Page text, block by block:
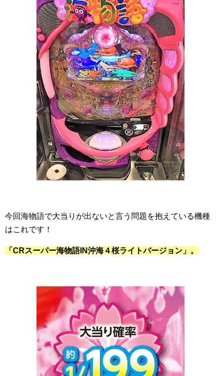
今回海物語で大当りが出ないと言う問題を抱えている機種
はこれです！
「CRスーパー海物語IN沖海４桜ライトバージョン」。